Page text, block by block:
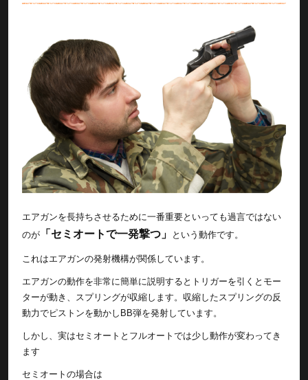
エアガンを長持ちさせるために一番重要といっても過言ではない
のが 「セミオートで一発撃つ」 という動作です。
これはエアガンの発射機構が関係しています。
エアガンの動作を非常に簡単に説明するとトリガーを引くとモー
ターが動き、スプリングが収縮します。収縮したスプリングの反
動力でピストンを動かしBB弾を発射しています。
しかし、実はセミオートとフルオートでは少し動作が変わってき
ます
セミオートの場合は